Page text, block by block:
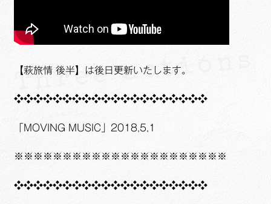
【萩旅情 後半】は後日更新いたします。
❖❖❖❖❖❖❖❖❖❖❖❖❖❖❖❖❖❖❖❖
「MOVING MUSIC」2018,5,1
※※※※※※※※※※※※※※※※※※※※※※
❖❖❖❖❖❖❖❖❖❖❖❖❖❖❖❖❖❖❖❖